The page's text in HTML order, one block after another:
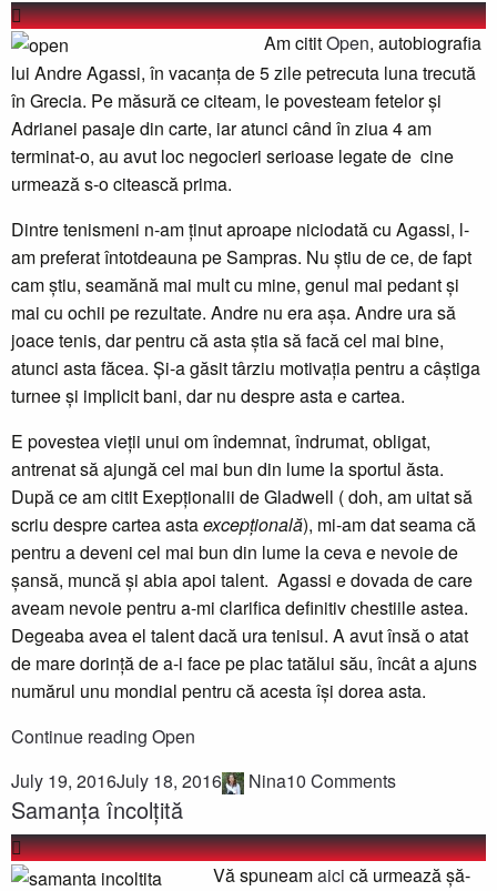
Am cititOpen, autobiografia
lui Andre Agassi, în vacanța de 5 zile petrecuta luna trecută
în Grecia. Pe măsură ce citeam, le povesteam fetelor și
Adrianei pasaje din carte, iar atunci când în ziua 4 am
terminat-o, au avut loc negocieri serioase legate de cine
urmează s-o citească prima.
Dintre tenismeni n-am ținut aproape niciodată cu Agassi, l-
am preferat întotdeauna pe Sampras. Nu știu de ce, de fapt
cam știu, seamănă mai mult cu mine, genul mai pedant și
mai cu ochii pe rezultate. Andre nu era așa. Andre ura să
joace tenis, dar pentru că asta știa să facă cel mai bine,
atunci asta făcea. Și-a găsit târziu motivația pentru a câștiga
turnee și implicit bani, dar nu despre asta e cartea.
E povestea vieții unui om îndemnat, îndrumat, obligat,
antrenat să ajungă cel mai bun din lume la sportul ăsta.
După ce am citit Exepționalii de Gladwell ( doh, am uitat să
scriu despre cartea astaexcepțională), mi-am dat seama că
pentru a deveni cel mai bun din lume la ceva e nevoie de
șansă, muncă și abia apoi talent. Agassi e dovada de care
aveam nevoie pentru a-mi clarifica definitiv chestiile astea.
Degeaba avea el talent dacă ura tenisul. A avut însă o atat
de mare dorință de a-i face pe plac tatălui său, încât a ajuns
numărul unu mondial pentru că acesta își dorea asta.
Continue reading Open
July 19, 2016July 18, 2016 Nina10 Comments
Samanța încolțită
Vă spuneamaici că urmează șă-